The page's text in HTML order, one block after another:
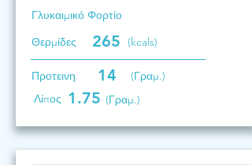
Γλυκαιμικό Φορτίο
Θερμίδες
265 (kcals)
Προτεινη 14
(Γραμ.)
Λίπος 1.75 (Γραμ.)